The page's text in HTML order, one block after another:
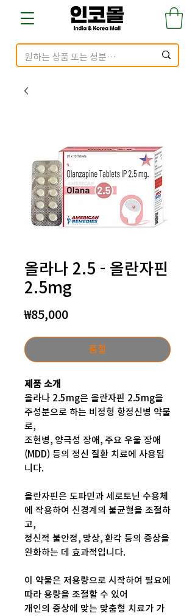
올라나 2.5 - 올란자핀
2.5mg
₩85,000가
품절
제품 소개
올라나 2.5mg은 올란자핀 2.5mg을
주성분으로 하는 비정형 항정신병 약물
로,
조현병, 양극성 장애, 주요 우울 장애
(MDD) 등의 정신 질환 치료에 사용됩
니다.
올란자핀은 도파민과 세로토닌 수용체
에 작용하여 신경계의 불균형을 조절하
고,
정신적 불안정, 망상, 환각 등의 증상을
완화하는 데 효과적입니다.
이 약물은 저용량으로 시작하여 필요에
따라 용량을 조절할 수 있어
개인의 증상에 맞는 맞춤형 치료가 가